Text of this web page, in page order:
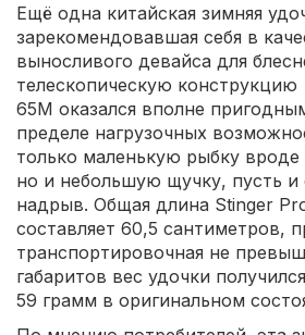
Ещё одна китайская зимняя
зарекомендовавшая себя в
выносливого девайса для
телескопическую
65M оказался вполне
пределе нагрузочных
только маленькую рыбку вроде
но и небольшую щучку, пусть и
надрыв. Общая длина Stinger
составляет 60,5 сантиметров,
транспортировочная не
габаритов вес удочки
59 грамм в оригинальном